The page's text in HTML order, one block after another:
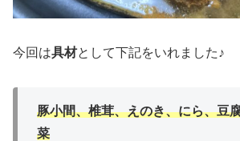
今回は具材として下記をいれました♪
豚小間、椎茸、えのき、にら、豆
菜